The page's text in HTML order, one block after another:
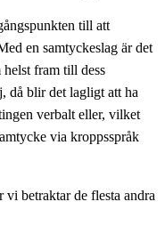
till att
en samtyckeslag är det
fram till dess
då blir det lagligt att ha
verbalt eller, vilket
via kroppsspråk
betraktar de flesta andra